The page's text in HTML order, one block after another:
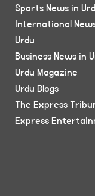
Sports News in
International
Urdu
Business News in
Urdu Magazine
Urdu Blogs
The Express
Express